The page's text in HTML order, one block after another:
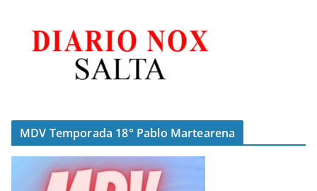
MDV Temporada 18° Pablo Martearena